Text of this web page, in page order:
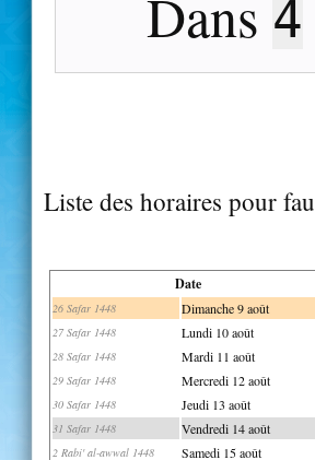
Dans 4
Liste des horaires pour
Date
26 Safar 1448 Dimanche 9 août
27 Safar 1448 Lundi 10 août
28 Safar 1448 Mardi 11 août
29 Safar 1448 Mercredi 12 août
30 Safar 1448 Jeudi 13 août
31 Safar 1448 Vendredi 14 août
2 Rabi' al-awwal 1448 Samedi 15 août